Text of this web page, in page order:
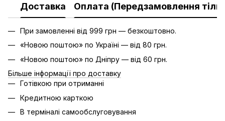
Доставка Оплата (Передзамовлення
При замовленні від 999 грн — безкоштовно.
«Новою поштою» по Україні — від 80 грн.
«Новою поштою» по Дніпру — від 60 грн.
Більше інформації про доставку
Готівкою при отриманні
Кредитною карткою
В терміналі самообслуговування